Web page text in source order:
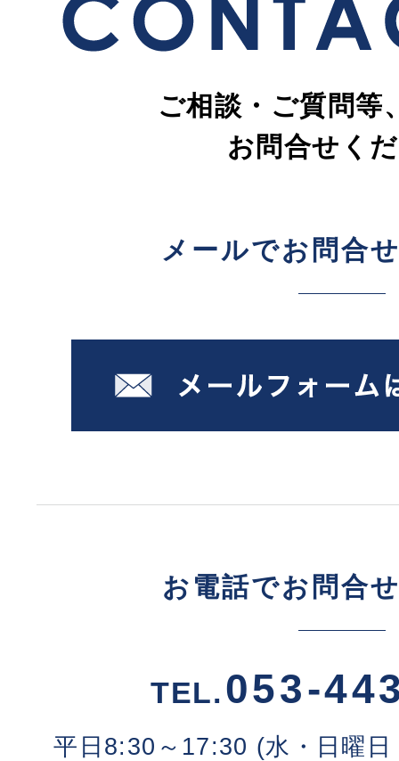
ご相談・ご質問等
お問合せく
メールでお問合
お電話でお問合
TEL.053-
平日8:30～17:30 (水・日曜